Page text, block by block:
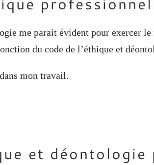
me parait évident pour exercer
du code de l’éthique et
mon travail.
par